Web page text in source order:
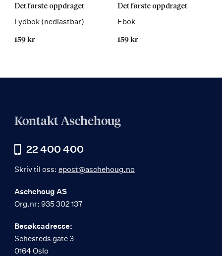
Det første oppdraget
Lydbok (nedlastbar)
159 kr
Les
mer
Det første oppdraget
Ebok
159 kr
Les
mer
Kontakt Aschehoug
22 400 400
Skriv til oss: epost@aschehoug.no
Aschehoug AS
Org.nr: 935 302 137
Besøksadresse:
Sehesteds gate 3
0164 Oslo